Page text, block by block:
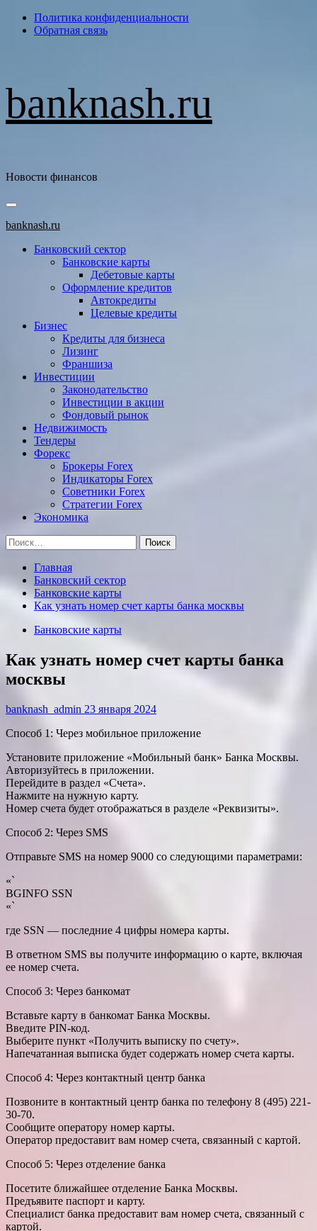
ПерейтиПолитика конфиденциальности
Обратная связь
banknash.ru
Новости финансов
Основное
меню
banknash.ru
Банковский сектор
Банковские карты
Дебетовые карты
Оформление кредитов
Автокредиты
Целевые кредиты
Бизнес
Кредиты для бизнеса
Лизинг
Франшиза
Инвестиции
Законодательство
Инвестиции в акции
Фондовый рынок
Недвижимость
Тендеры
Форекс
Брокеры Forex
Индикаторы Forex
Советники Forex
Стратегии Forex
Экономика
Найти:
Главная
Банковский сектор
Банковские карты
Как узнать номер счет карты банка москвы
Банковские карты
Как узнать номер счет карты банка
москвы
banknash_admin 23 января 2024
Способ 1: Через мобильное приложение
Установите приложение «Мобильный банк» Банка Москвы.
Авторизуйтесь в приложении.
Перейдите в раздел «Счета».
Нажмите на нужную карту.
Номер счета будет отображаться в разделе «Реквизиты».
Способ 2: Через SMS
Отправьте SMS на номер 9000 со следующими параметрами:
«`
BGINFO SSN
«`
где SSN — последние 4 цифры номера карты.
В ответном SMS вы получите информацию о карте, включая
ее номер счета.
Способ 3: Через банкомат
Вставьте карту в банкомат Банка Москвы.
Введите PIN-код.
Выберите пункт «Получить выписку по счету».
Напечатанная выписка будет содержать номер счета карты.
Способ 4: Через контактный центр банка
Позвоните в контактный центр банка по телефону 8 (495) 221-
30-70.
Сообщите оператору номер карты.
Оператор предоставит вам номер счета, связанный с картой.
Способ 5: Через отделение банка
Посетите ближайшее отделение Банка Москвы.
Предъявите паспорт и карту.
Специалист банка предоставит вам номер счета, связанный с
картой.